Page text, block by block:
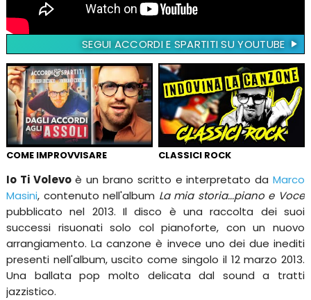
SEGUI ACCORDI E SPARTITI SU YOUTUBE
COME IMPROVVISARE CLASSICI ROCK
Io Ti Volevoè un brano scritto e interpretato daMarco
Masini, contenuto nell'album La mia storia...piano e Voce
pubblicato nel 2013. Il disco è una raccolta dei suoi
successi risuonati solo col pianoforte, con un nuovo
arrangiamento. La canzone è invece uno dei due inediti
presenti nell'album, uscito come singolo il 12 marzo 2013.
Una ballata pop molto delicata dal sound a tratti
jazzistico.